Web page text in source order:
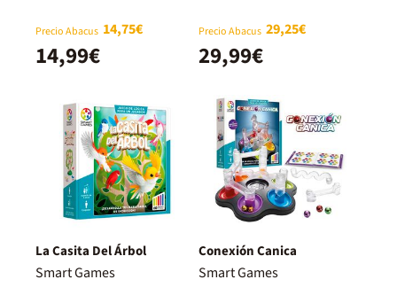
Precio Abacus 14,75€
14,99€
Precio Abacus 29,25€
29,99€
La Casita Del Árbol
Smart Games
Conexión Canica
Smart Games